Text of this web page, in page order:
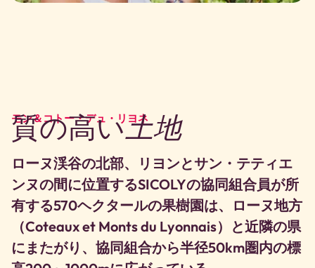
モン＆コトー・デュ・リヨネ
質の高い土地
ローヌ渓谷の北部、リヨンとサン・テティエ
ンヌの間に位置するSICOLYの協同組合員が所
有する570ヘクタールの果樹園は、ローヌ地方
（Coteaux et Monts du Lyonnais）と近隣の県
にまたがり、協同組合から半径50km圏内の標